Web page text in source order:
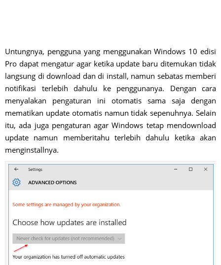
Untungnya, pengguna yang menggunakan Windows 10 edisi
Pro dapat mengatur agar ketika update baru ditemukan tidak
langsung di download dan di install, namun sebatas memberi
notifikasi terlebih dahulu ke penggunanya. Dengan cara
menyalakan pengaturan ini otomatis sama saja dengan
mematikan update otomatis namun tidak sepenuhnya. Selain
itu, ada juga pengaturan agar Windows tetap mendownload
update namun memberitahu terlebih dahulu ketika akan
menginstallnya.